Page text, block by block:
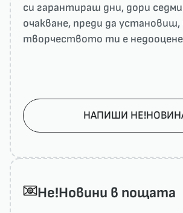
си гарантираш дни, дори
очакване, преди да установиш,
творчеството ти е
НАПИШИ
He!Новини в пощата